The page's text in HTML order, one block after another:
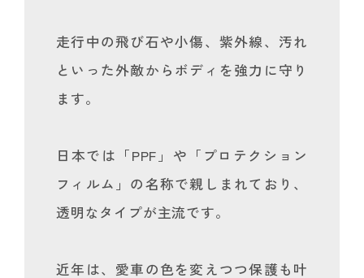
走行中の飛び石や小傷、紫外線、汚れ
といった外敵からボディを強力に守り
ます。
日本では「PPF」や「プロテクション
フィルム」の名称で親しまれており、
透明なタイプが主流です。
近年は、愛車の色を変えつつ保護も叶